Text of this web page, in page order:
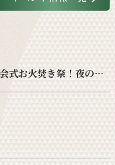
明日はいよいよ本昌寺フェスタ御会式お火焚き祭！夜の部もお待ちしてます！！